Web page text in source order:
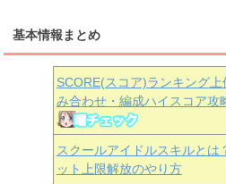
基本情報まとめ
SCORE(スコア)ランキング
み合わせ・編成ハイスコア攻
スクールアイドルスキルとは
ット上限解放のやり方